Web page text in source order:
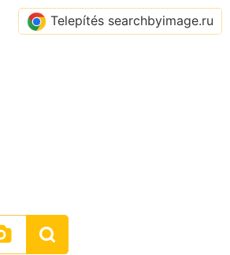
Telepítés searchbyimage.ru